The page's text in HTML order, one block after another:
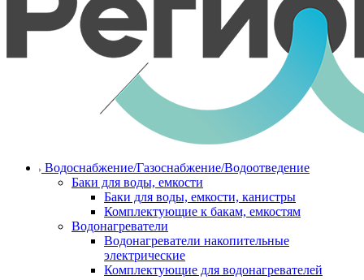
Водоснабжение/Газоснабжение/Водоотведение
Баки для воды, емкости
Баки для воды, емкости, канистры
Комплектующие к бакам, емкостям
Водонагреватели
Водонагреватели накопительные
электрические
Комплектующие для водонагревателей